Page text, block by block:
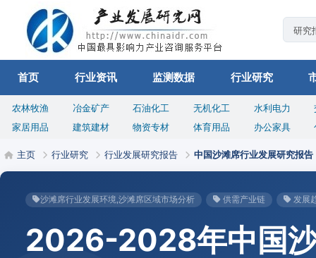
首页 行业资讯 监测数据 行业研究
农林牧渔 冶金矿产 石油化工 无机化工 水利电力
家居用品
建筑建材 物资专材 体育用品 办公家具
主页 行业研究 行业发展研究报告 中国沙滩席行业发展研究报告
沙滩席行业发展环境,沙滩席区域市场分析 供需产业链 发展
2026-2028年中国